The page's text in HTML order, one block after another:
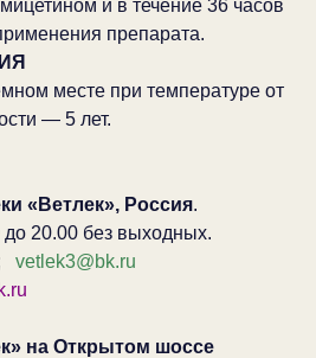
и в течение 36 часов
препарата.
месте при температуре от
— 5 лет.
«Ветлек», Россия.
20.00 без выходных.
vetlek3@bk.ru
на Открытом шоссе